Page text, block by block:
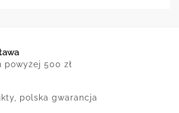
powyżej 500 zł
polska gwarancja